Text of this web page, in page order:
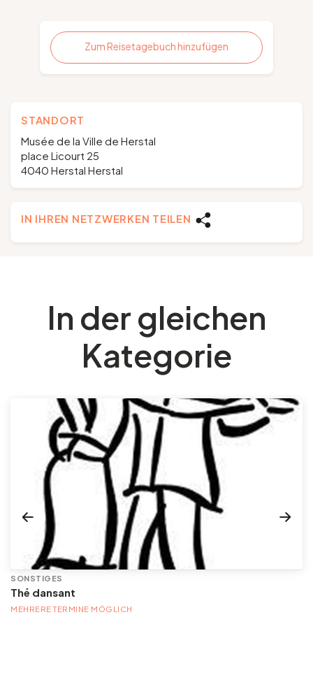
Zum Reisetagebuch hinzufügen
STANDORT
Musée de la Ville de Herstal
place Licourt 25
4040 Herstal Herstal
IN IHREN NETZWERKEN TEILEN
In der gleichen
Kategorie
SONSTIGES
Thé dansant
MEHRERE TERMINE MÖGLICH